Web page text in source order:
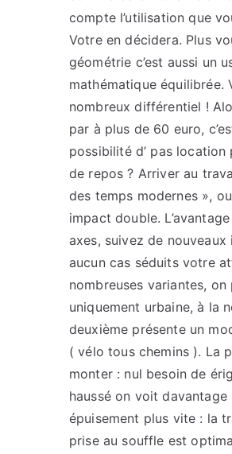
compte l’utilisation que
Votre en décidera. Plus
géométrie c’est aussi un
mathématique équilibrée.
nombreux différentiel !
par à plus de 60 euro,
possibilité d’ pas
de repos ? Arriver au
des temps modernes »,
impact double.
axes, suivez de
aucun cas séduits votre
nombreuses variantes,
uniquement urbaine, à la
deuxième présente un
( vélo tous chemins ). La
monter : nul besoin de
haussé on voit
épuisement plus vite : la
prise au souffle est